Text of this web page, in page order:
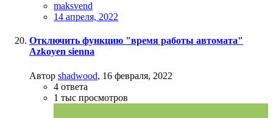
maksvend
14 апреля, 2022
Отключить функцию "время работы автомата"
Azkoyen sienna
Автор shadwood, 16 февраля, 2022
4 ответа
1 тыс просмотров